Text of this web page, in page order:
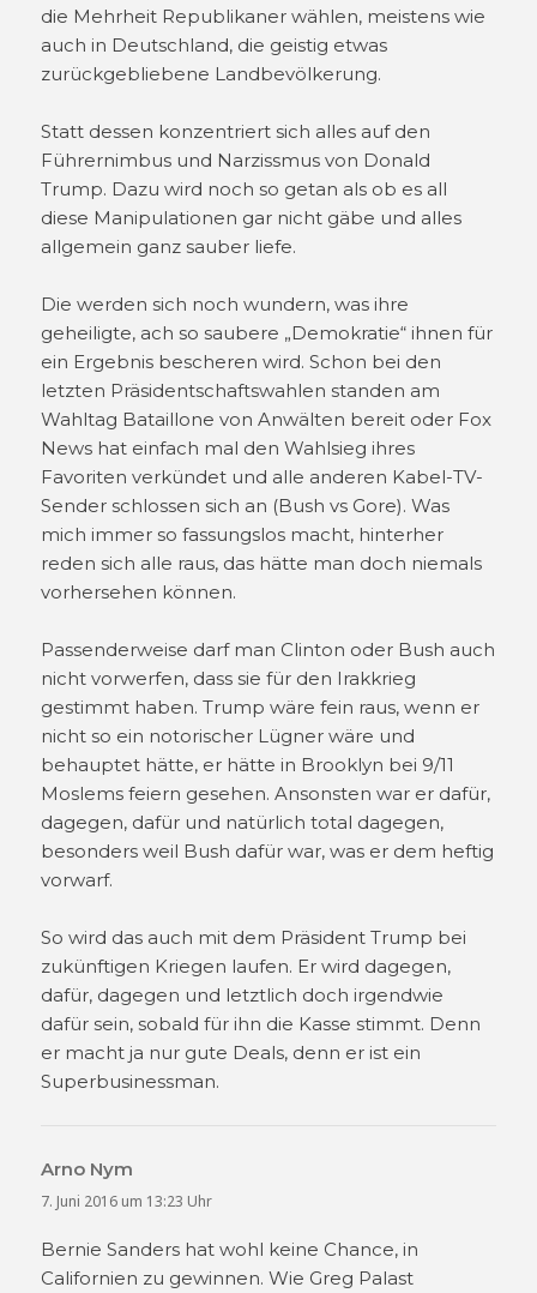
die Mehrheit Republikaner wählen, meistens wie
auch in Deutschland, die geistig etwas
zurückgebliebene Landbevölkerung.
Statt dessen konzentriert sich alles auf den
Führernimbus und Narzissmus von Donald
Trump. Dazu wird noch so getan als ob es all
diese Manipulationen gar nicht gäbe und alles
allgemein ganz sauber liefe.
Die werden sich noch wundern, was ihre
geheiligte, ach so saubere „Demokratie“ ihnen für
ein Ergebnis bescheren wird. Schon bei den
letzten Präsidentschaftswahlen standen am
Wahltag Bataillone von Anwälten bereit oder Fox
News hat einfach mal den Wahlsieg ihres
Favoriten verkündet und alle anderen Kabel-TV-
Sender schlossen sich an (Bush vs Gore). Was
mich immer so fassungslos macht, hinterher
reden sich alle raus, das hätte man doch niemals
vorhersehen können.
Passenderweise darf man Clinton oder Bush auch
nicht vorwerfen, dass sie für den Irakkrieg
gestimmt haben. Trump wäre fein raus, wenn er
nicht so ein notorischer Lügner wäre und
behauptet hätte, er hätte in Brooklyn bei 9/11
Moslems feiern gesehen. Ansonsten war er dafür,
dagegen, dafür und natürlich total dagegen,
besonders weil Bush dafür war, was er dem heftig
vorwarf.
So wird das auch mit dem Präsident Trump bei
zukünftigen Kriegen laufen. Er wird dagegen,
dafür, dagegen und letztlich doch irgendwie
dafür sein, sobald für ihn die Kasse stimmt. Denn
er macht ja nur gute Deals, denn er ist ein
Superbusinessman.
Arno Nym
7. Juni 2016 um 13:23 Uhr
Bernie Sanders hat wohl keine Chance, in
Californien zu gewinnen. Wie Greg Palast